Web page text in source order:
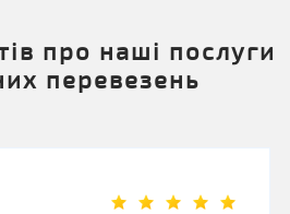
про наші послуги
перевезень